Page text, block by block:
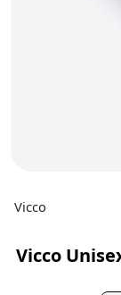
Vicco
Vicco